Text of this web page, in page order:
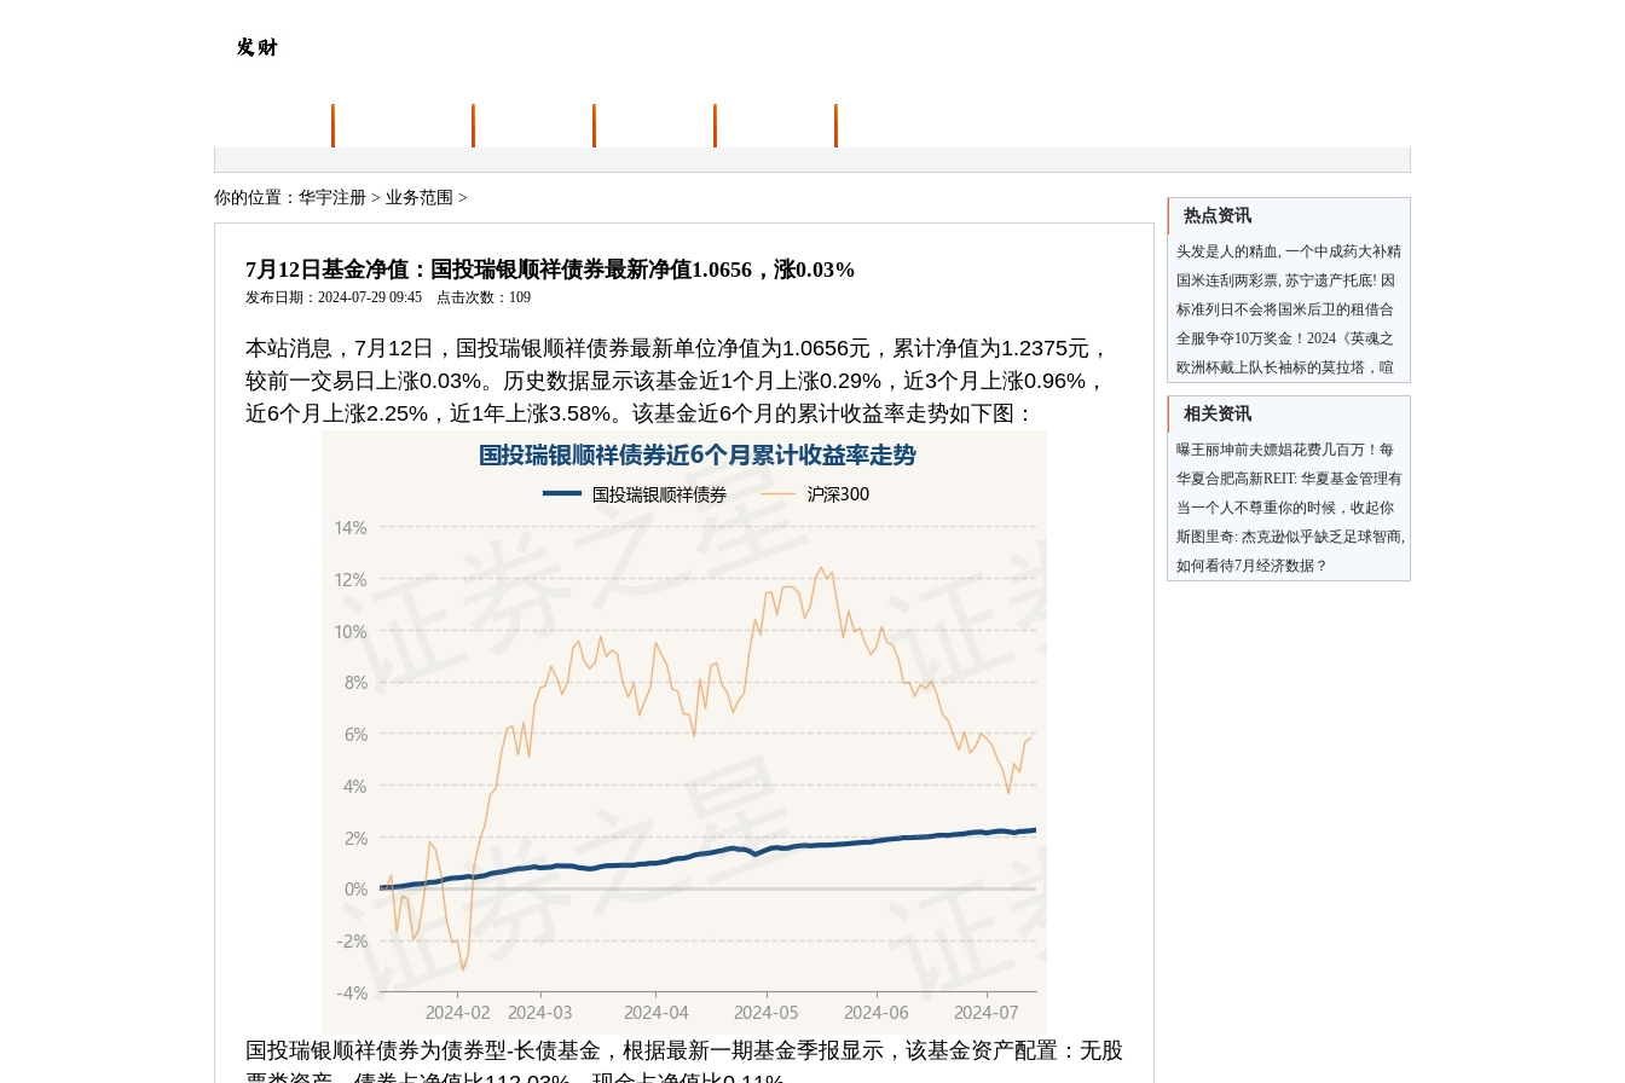
你的位置： 华宇注册 > 业务范围 >
7月12日基金净值：国投瑞银顺祥债券最新净值1.0656，涨0.03%
发布日期：2024-07-29 09:45 点击次数：109
本站消息，7月12日，国投瑞银顺祥债券最新单位净值为1.0656元，累计净值为1.2375元，
较前一交易日上涨0.03%。历史数据显示该基金近1个月上涨0.29%，近3个月上涨0.96%，
近6个月上涨2.25%，近1年上涨3.58%。该基金近6个月的累计收益率走势如下图：
国投瑞银顺祥债券为债券型-长债基金，根据最新一期基金季报显示，该基金资产配置：无股
热点资讯
头发是人的精血, 一个中成药大补精
血, 不再脱发掉发
国米连刮两彩票, 苏宁遗产托底! 因
扎吉续约生变, 橡树打得好算盘
标准列日不会将国米后卫的租借合
同转为永久合同
全服争夺10万奖金！2024《英魂之
刃口袋版》精英联赛正式开赛！
欧洲杯戴上队长袖标的莫拉塔，喧
嚣中默默撑起了西班牙
相关资讯
曝王丽坤前夫嫖娼花费几百万！每
次都是找女明星，一次1万到10万
华夏合肥高新REIT: 华夏基金管理有
限公司关于华夏合肥高新创新产业
园封闭式基础设施证券
当一个人不尊重你的时候，收起你
的大方
斯图里奇: 杰克逊似乎缺乏足球智商,
作为中锋必须把握好跑动时机
如何看待7月经济数据？